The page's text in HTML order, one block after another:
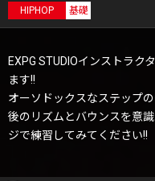
HIPHOP 基礎
EXPG STUDIOインストラク
ます!!
オーソドックスなステップ
後のリズムとバウンスを意
ジで練習してみてください!!